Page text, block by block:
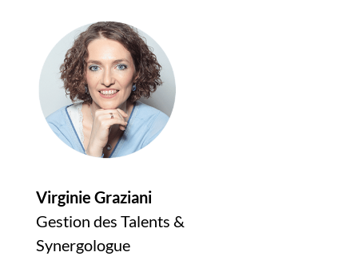
Virginie Graziani
Gestion des Talents &
Synergologue